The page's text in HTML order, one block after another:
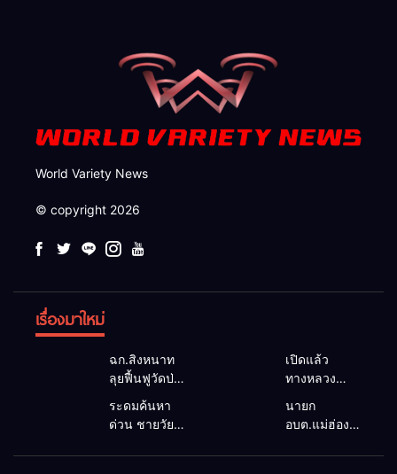
World Variety News
© copyright 2026
เรื่องมาใหม่
ฉก.สิงหนาท
ลุยฟื้นฟูวัดป่า
ถ้ำวัว ระดม
กำลังเคลียร์
ใต้สะพาน
ซ่อมคอ
เปิดแล้ว
ทางหลวง
ตามปกติ หลัง
คอสะพานแม่
สุยะขาดจาก
ระดมค้นหา
ด่วน ชายวัย
ปริศนาริมลำ
นายก
อบต.แม่ฮ่องสอน
แก้วิกฤตแม่น้ำ